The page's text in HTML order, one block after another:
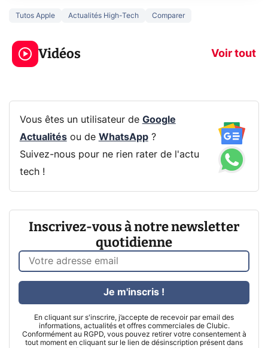
Tutos Apple Actualités High-Tech Comparer
Vidéos Voir tout
3 écrans en 1 pour
319€ ? Voici L'AOC
CQ32G4ZA !
prochaine
Vous êtes un utilisateur de Google
Actualitésou de WhatsApp?
Suivez-nous pour ne rien rater de l'actu
tech !
Inscrivez-vous à notre newsletter
quotidienne
En cliquant sur s'inscrire, j’accepte de recevoir par email des
informations, actualités et offres commerciales de Clubic.
Conformément au RGPD, vous pouvez retirer votre consentement à
tout moment en cliquant sur le lien de désinscription présent dans
Je m'inscris !